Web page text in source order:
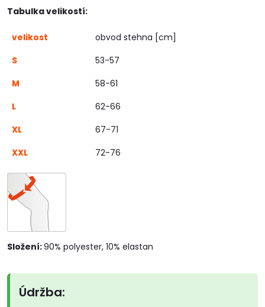
Tabulka velikostí:
velikost
obvod stehna [cm]
S
53-57
M
58-61
L
62-66
XL
67-71
XXL
72-76
Složení:90% polyester, 10% elastan
Údržba: